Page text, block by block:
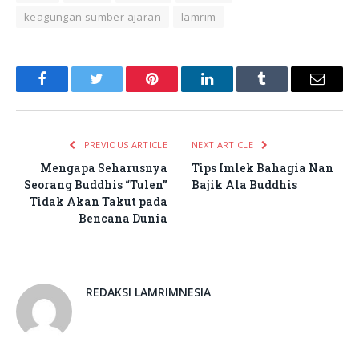
keagungan sumber ajaran
lamrim
FacebookTwitter Pinterest LinkedInTumblr Email
PREVIOUS ARTICLE
Mengapa Seharusnya
Seorang Buddhis “Tulen”
Tidak Akan Takut pada
Bencana Dunia
NEXT ARTICLE
Tips Imlek Bahagia Nan
Bajik Ala Buddhis
REDAKSI LAMRIMNESIA